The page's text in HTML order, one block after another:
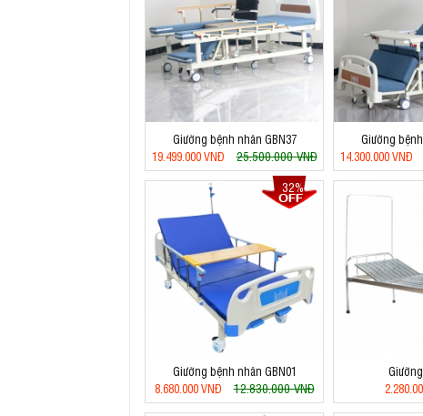
Giường bệnh nhân GBN37
19.499.000 VNĐ
25.500.000 VNĐ
Giường
14.300.000 VNĐ
32%
Giường bệnh nhân GBN01
8.680.000 VNĐ
12.830.000 VNĐ